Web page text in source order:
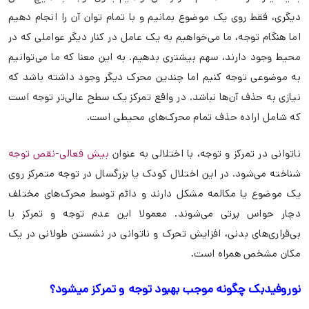
دیگری، فقط روی یک موضوع بمانیم و با تمام توان آن را انجام دهیم
اما هنگام توجه، ما می‌خواهیم به یک عامل در کنار دیگر عواملی که در
محیط وجود دارند، سهم بیشتری بدهیم. به این معنا که ما می‌توانیم
به موضوعی توجه کنیم اما چندین محرک دیگر وجود داشته باشد که
نیازی به حذف آن‌ها نباشد. در واقع تمرکز یک سطح عالی‌تر توجه است
که شامل اراده حذف تمام محرک‌های محیطی است.
ناتوانی در تمرکز و توجه، با اختلالی به عنوان بیش فعالی-نقص توجه
شناخته می‌شود. در این اختلال کودک یا بزرگسال در توجه متمرکز روی
یک موضوع یا مکالمه مشکل دارند و دائم توسط محرک‌های مختلف
دچار حواس پرتی می‌شوند. معمولا این عدم توجه و تمرکز با
بی‌قراری‌های بدنی، افزایش تحرک و ناتوانی در نشستن طولانی در یک
مکان مشخص همراه است.
نوروفیدبک چگونه موجب بهبود توجه و تمرکز میشود؟